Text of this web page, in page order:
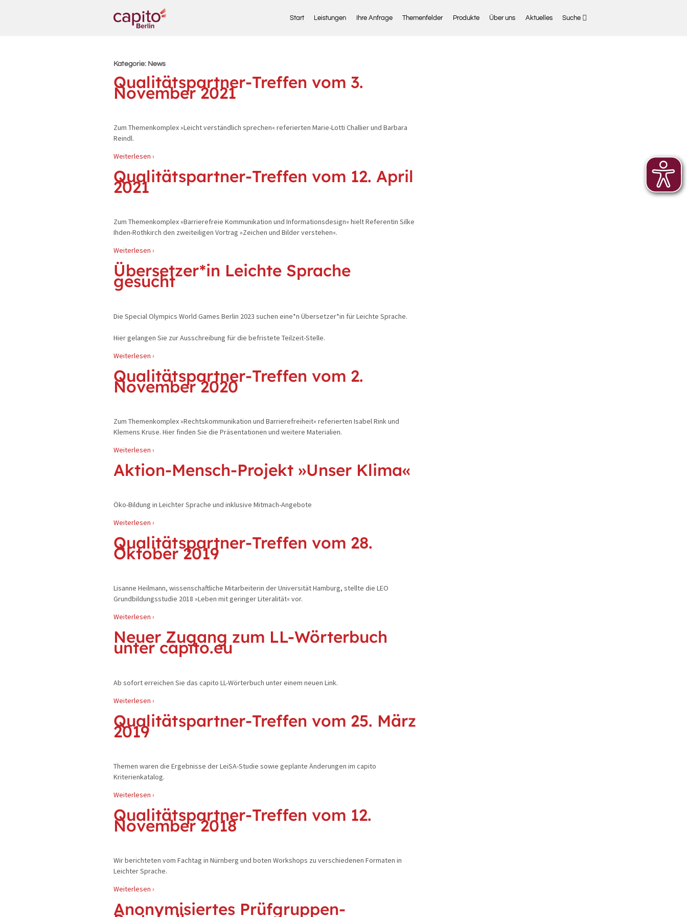
Start Leistungen Ihre Anfrage Themenfelder Produkte Über uns Aktuelles Suche
Kategorie: News
Qualitätspartner-Treffen vom 3.
November 2021
Zum Themenkomplex »Leicht verständlich sprechen« referierten Marie-Lotti Challier und Barbara
Reindl.
Weiterlesen ›
Qualitätspartner-Treffen vom 12. April
2021
Zum Themenkomplex »Barrierefreie Kommunikation und Informationsdesign« hielt Referentin Silke
Ihden-Rothkirch den zweiteiligen Vortrag »Zeichen und Bilder verstehen«.
Weiterlesen ›
Übersetzer*in Leichte Sprache
gesucht
Die Special Olympics World Games Berlin 2023 suchen eine*n Übersetzer*in für Leichte Sprache.
Hier gelangen Sie zur Ausschreibung für die befristete Teilzeit-Stelle.
Weiterlesen ›
Qualitätspartner-Treffen vom 2.
November 2020
Zum Themenkomplex »Rechtskommunikation und Barrierefreiheit« referierten Isabel Rink und
Klemens Kruse. Hier finden Sie die Präsentationen und weitere Materialien.
Weiterlesen ›
Aktion-Mensch-Projekt »Unser Klima«
Öko-Bildung in Leichter Sprache und inklusive Mitmach-Angebote
Weiterlesen ›
Qualitätspartner-Treffen vom 28.
Oktober 2019
Lisanne Heilmann, wissenschaftliche Mitarbeiterin der Universität Hamburg, stellte die LEO
Grundbildungsstudie 2018 »Leben mit geringer Literalität« vor.
Weiterlesen ›
Neuer Zugang zum LL-Wörterbuch
unter capito.eu
Ab sofort erreichen Sie das capito LL-Wörterbuch unter einem neuen Link.
Weiterlesen ›
Qualitätspartner-Treffen vom 25. März
2019
Themen waren die Ergebnisse der LeiSA-Studie sowie geplante Änderungen im capito
Kriterienkatalog.
Weiterlesen ›
Qualitätspartner-Treffen vom 12.
November 2018
Wir berichteten vom Fachtag in Nürnberg und boten Workshops zu verschiedenen Formaten in
Leichter Sprache.
Weiterlesen ›
Anonymisiertes Prüfgruppen-